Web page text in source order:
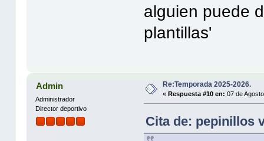
alguien puede
plantillas'
Admin
Administrador
Director deportivo
Re:Temporada 2025-2026.
«Respuesta #10 en: 07 de
Cita de: pepinillos